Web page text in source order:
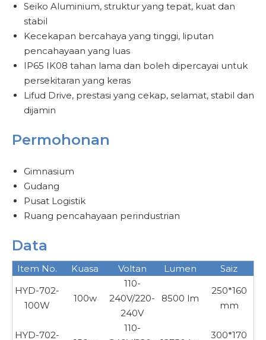
Seiko Aluminium, struktur yang tepat, kuat dan
stabil
Kecekapan bercahaya yang tinggi, liputan
pencahayaan yang luas
IP65 IK08 tahan lama dan boleh dipercayai untuk
persekitaran yang keras
Lifud Drive, prestasi yang cekap, selamat, stabil dan
dijamin
Permohonan
Gimnasium
Gudang
Pusat Logistik
Ruang pencahayaan perindustrian
Data
Item No. Kuasa Voltan Lumen
Saiz
HYD-702-
100W
100w
110-
240V/220-
240V
8500 lm
250*160
mm
HYD-702-
110-
300*170